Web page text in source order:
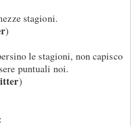
stagioni.
)
le stagioni, non capisco
puntuali noi.
)